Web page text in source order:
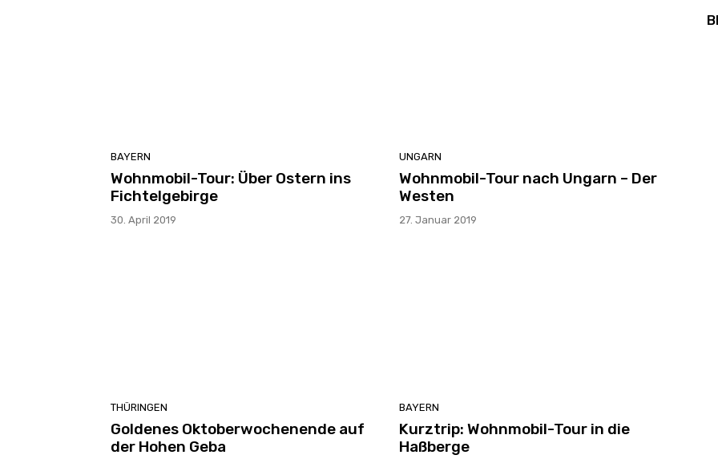
BAYERN
Wohnmobil-Tour: Über Ostern ins
Fichtelgebirge
30. April 2019
UNGARN
Wohnmobil-Tour nach Ungarn – Der
Westen
27. Januar 2019
THÜRINGEN
Goldenes Oktoberwochenende auf
der Hohen Geba
BAYERN
Kurztrip: Wohnmobil-Tour in die
Haßberge